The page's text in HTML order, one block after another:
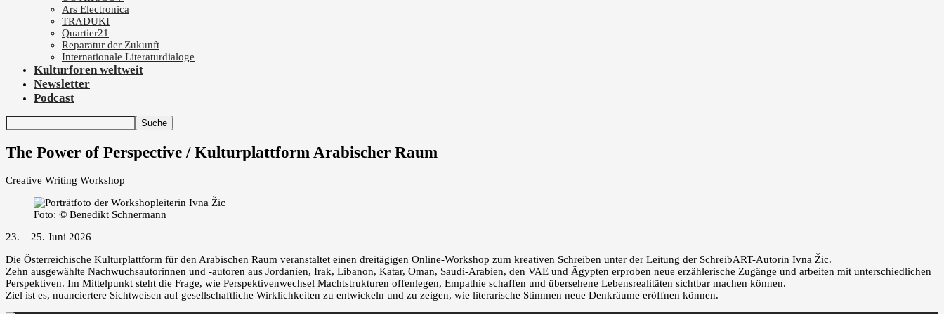
Ars Electronica
TRADUKI
Quartier21
Reparatur der Zukunft
Internationale Literaturdialoge
Kulturforen weltweit
Newsletter
Podcast
The Power of Perspective / Kulturplattform Arabischer Raum
Creative Writing Workshop
Foto: © Benedikt Schnermann
23. – 25. Juni 2026
Die Österreichische Kulturplattform für den Arabischen Raum veranstaltet einen dreitägigen Online-Workshop zum kreativen Schreiben unter der Leitung der SchreibART-Autorin Ivna Žic.
Zehn ausgewählte Nachwuchsautorinnen und -autoren aus Jordanien, Irak, Libanon, Katar, Oman, Saudi-Arabien, den VAE und Ägypten erproben neue erzählerische Zugänge und arbeiten mit unterschiedlichen
Perspektiven. Im Mittelpunkt steht die Frage, wie Perspektivenwechsel Machtstrukturen offenlegen, Empathie schaffen und übersehene Lebensrealitäten sichtbar machen können.
Ziel ist es, nuanciertere Sichtweisen auf gesellschaftliche Wirklichkeiten zu entwickeln und zu zeigen, wie literarische Stimmen neue Denkräume eröffnen können.